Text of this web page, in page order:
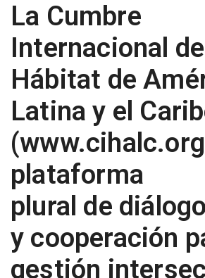
La Cumbre
Internacional del
Hábitat de
Latina y el
(www.cihalc.org
plataforma
plural de
y cooperación
gestión